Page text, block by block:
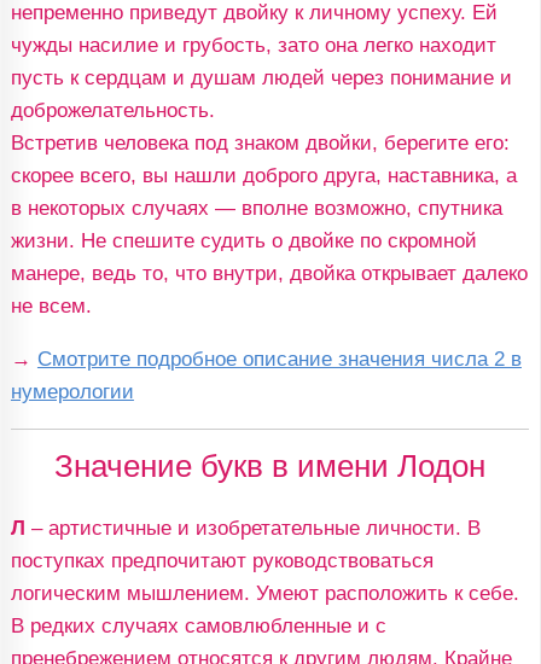
непременно приведут двойку к личному успеху. Ей
чужды насилие и грубость, зато она легко находит
пусть к сердцам и душам людей через понимание и
доброжелательность.
Встретив человека под знаком двойки, берегите его:
скорее всего, вы нашли доброго друга, наставника, а
в некоторых случаях — вполне возможно, спутника
жизни. Не спешите судить о двойке по скромной
манере, ведь то, что внутри, двойка открывает далеко
не всем.
→ Смотрите подробное описание значения числа 2 в
нумерологии
Значение букв в имени Лодон
Л – артистичные и изобретательные личности. В
поступках предпочитают руководствоваться
логическим мышлением. Умеют расположить к себе.
В редких случаях самовлюбленные и с
пренебрежением относятся к другим людям. Крайне